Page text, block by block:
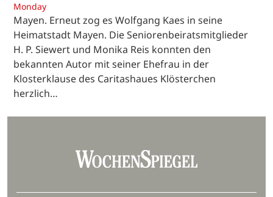
Monday
Mayen. Erneut zog es Wolfgang Kaes in seine
Heimatstadt Mayen. Die Seniorenbeiratsmitglieder
H. P. Siewert und Monika Reis konnten den
bekannten Autor mit seiner Ehefrau in der
Klosterklause des Caritashaues Klösterchen
herzlich…